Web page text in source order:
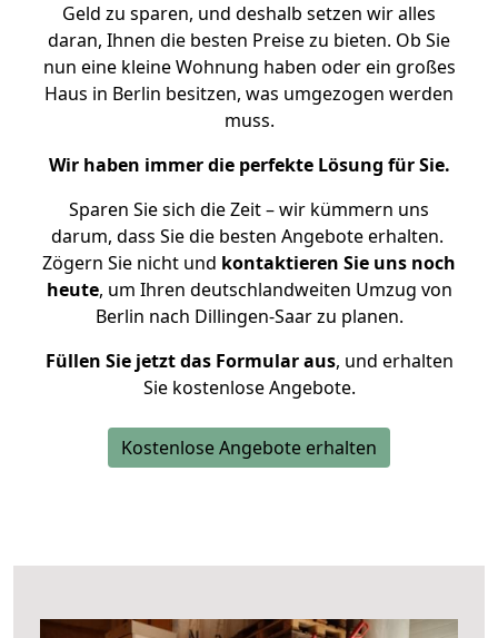
Geld zu sparen, und deshalb setzen wir alles
daran, Ihnen die besten Preise zu bieten. Ob Sie
nun eine kleine Wohnung haben oder ein großes
Haus in Berlin besitzen, was umgezogen werden
muss.
Wir haben immer die perfekte Lösung für Sie.
Sparen Sie sich die Zeit – wir kümmern uns
darum, dass Sie die besten Angebote erhalten.
Zögern Sie nicht und kontaktieren Sie uns noch
heute, um Ihren deutschlandweiten Umzug von
Berlin nach Dillingen-Saar zu planen.
Füllen Sie jetzt das Formular aus, und erhalten
Sie kostenlose Angebote.
Kostenlose Angebote erhalten